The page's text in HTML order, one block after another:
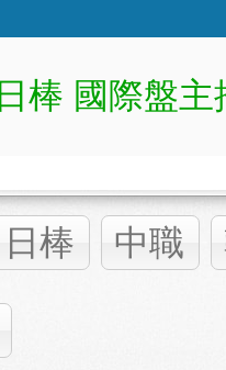
日棒 國際盤
日棒 中職